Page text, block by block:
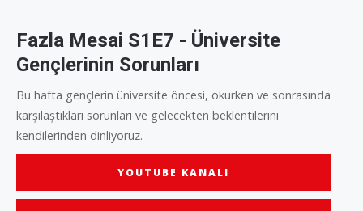
Fazla Mesai S1E7 - Üniversite
Gençlerinin Sorunları
Bu hafta gençlerin üniversite öncesi, okurken ve sonrasında
karşılaştıkları sorunları ve gelecekten beklentilerini
kendilerinden dinliyoruz.
YOUTUBE KANALI